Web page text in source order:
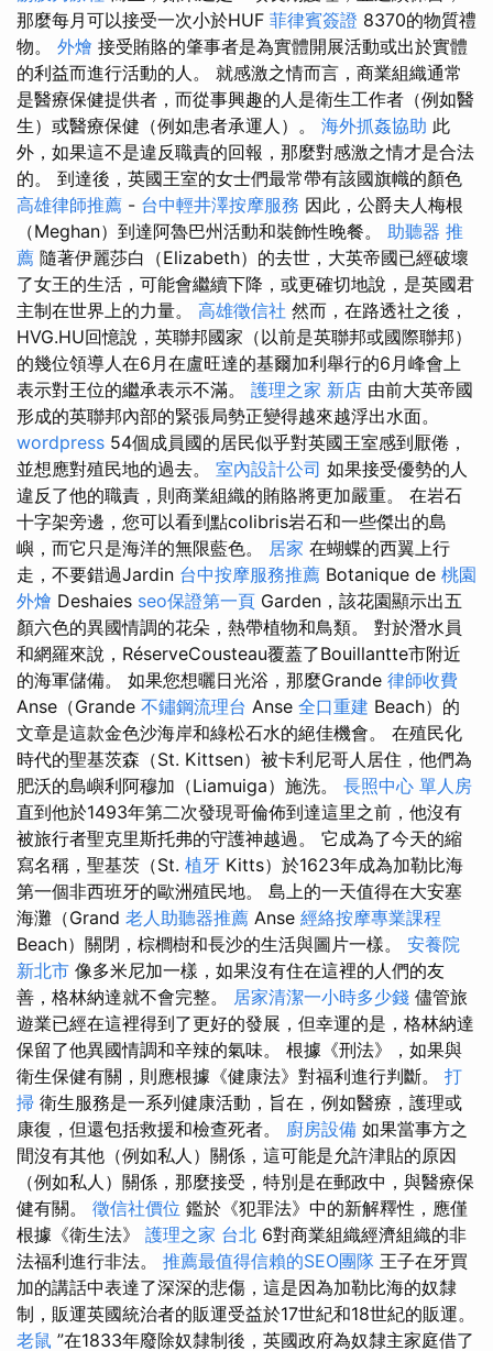
那麼每月可以接受一次小於HUF 菲律賓簽證 8370的物質禮
物。 外燴 接受賄賂的肇事者是為實體開展活動或出於實體
的利益而進行活動的人。 就感激之情而言，商業組織通常
是醫療保健提供者，而從事興趣的人是衛生工作者（例如醫
生）或醫療保健（例如患者承運人）。 海外抓姦協助 此
外，如果這不是違反職責的回報，那麼對感激之情才是合法
的。 到達後，英國王室的女士們最常帶有該國旗幟的顏色
高雄律師推薦 - 台中輕井澤按摩服務 因此，公爵夫人梅根
（Meghan）到達阿魯巴州活動和裝飾性晚餐。 助聽器 推
薦 隨著伊麗莎白（Elizabeth）的去世，大英帝國已經破壞
了女王的生活，可能會繼續下降，或更確切地說，是英國君
主制在世界上的力量。 高雄徵信社 然而，在路透社之後，
HVG.HU回憶說，英聯邦國家（以前是英聯邦或國際聯邦）
的幾位領導人在6月在盧旺達的基爾加利舉行的6月峰會上
表示對王位的繼承表示不滿。 護理之家 新店 由前大英帝國
形成的英聯邦內部的緊張局勢正變得越來越浮出水面。
wordpress 54個成員國的居民似乎對英國王室感到厭倦，
並想應對殖民地的過去。 室內設計公司 如果接受優勢的人
違反了他的職責，則商業組織的賄賂將更加嚴重。 在岩石
十字架旁邊，您可以看到點colibris岩石和一些傑出的島
嶼，而它只是海洋的無限藍色。 居家 在蝴蝶的西翼上行
走，不要錯過Jardin 台中按摩服務推薦 Botanique de 桃園
外燴 Deshaies seo保證第一頁 Garden，該花園顯示出五
顏六色的異國情調的花朵，熱帶植物和鳥類。 對於潛水員
和網羅來說，RéserveCousteau覆蓋了Bouillantte市附近
的海軍儲備。 如果您想曬日光浴，那麼Grande 律師收費
Anse（Grande 不鏽鋼流理台 Anse 全口重建 Beach）的
文章是這款金色沙海岸和綠松石水的絕佳機會。 在殖民化
時代的聖基茨森（St. Kittsen）被卡利尼哥人居住，他們為
肥沃的島嶼利阿穆加（Liamuiga）施洗。 長照中心 單人房
直到他於1493年第二次發現哥倫佈到達這里之前，他沒有
被旅行者聖克里斯托弗的守護神越過。 它成為了今天的縮
寫名稱，聖基茨（St. 植牙 Kitts）於1623年成為加勒比海
第一個非西班牙的歐洲殖民地。 島上的一天值得在大安塞
海灘（Grand 老人助聽器推薦 Anse 經絡按摩專業課程
Beach）關閉，棕櫚樹和長沙的生活與圖片一樣。 安養院
新北市 像多米尼加一樣，如果沒有住在這裡的人們的友
善，格林納達就不會完整。 居家清潔一小時多少錢 儘管旅
遊業已經在這裡得到了更好的發展，但幸運的是，格林納達
保留了他異國情調和辛辣的氣味。 根據《刑法》，如果與
衛生保健有關，則應根據《健康法》對福利進行判斷。 打
掃 衛生服務是一系列健康活動，旨在，例如醫療，護理或
康復，但還包括救援和檢查死者。 廚房設備 如果當事方之
間沒有其他（例如私人）關係，這可能是允許津貼的原因
（例如私人）關係，那麼接受，特別是在郵政中，與醫療保
健有關。 徵信社價位 鑑於《犯罪法》中的新解釋性，應僅
根據《衛生法》 護理之家 台北 6對商業組織經濟組織的非
法福利進行非法。 推薦最值得信賴的SEO團隊 王子在牙買
加的講話中表達了深深的悲傷，這是因為加勒比海的奴隸
制，販運英國統治者的販運受益於17世紀和18世紀的販運。
老鼠 ”在1833年廢除奴隸制後，英國政府為奴隸主家庭借了